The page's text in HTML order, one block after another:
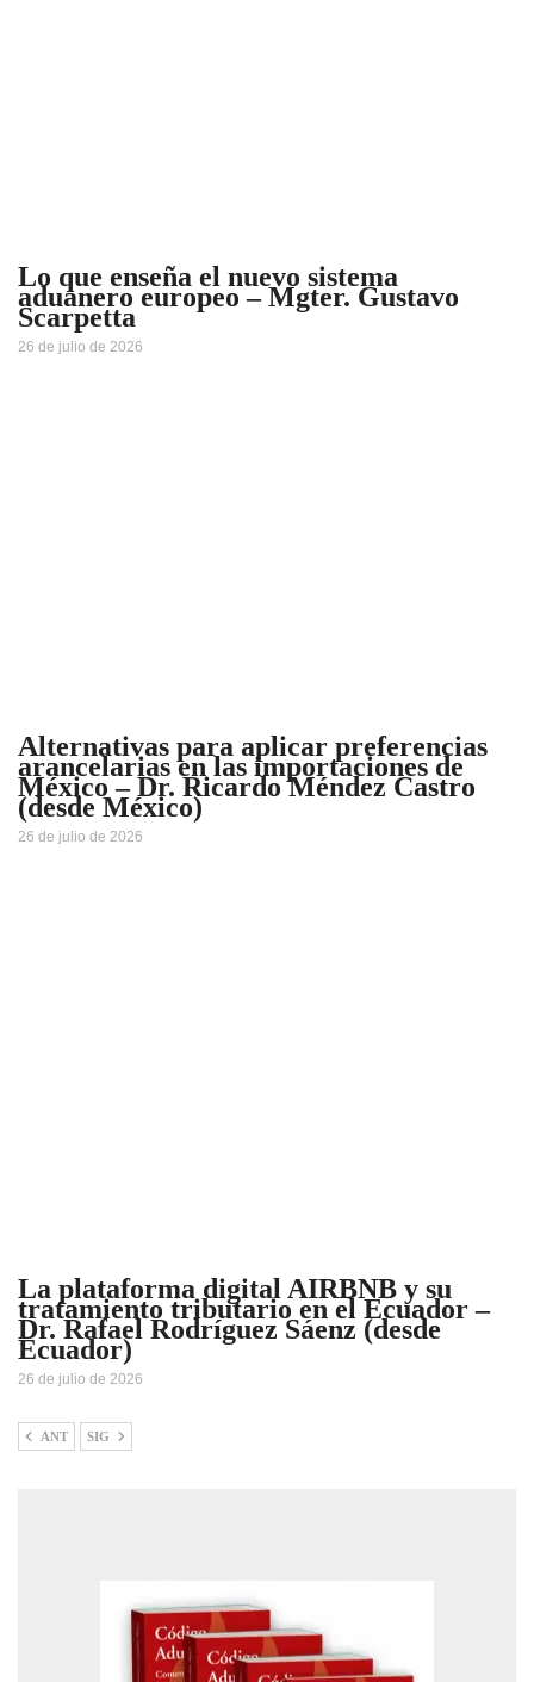
Lo que enseña el nuevo sistema
aduanero europeo – Mgter. Gustavo
Scarpetta
26 de julio de 2026
Alternativas para aplicar preferencias
arancelarias en las importaciones de
México – Dr. Ricardo Méndez Castro
(desde México)
26 de julio de 2026
La plataforma digital AIRBNB y su
tratamiento tributario en el Ecuador –
Dr. Rafael Rodríguez Sáenz (desde
Ecuador)
26 de julio de 2026
ANT SIG